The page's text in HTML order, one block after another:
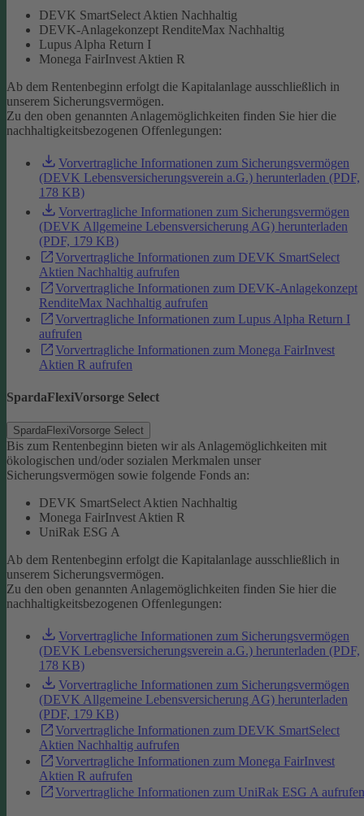
DEVK SmartSelect Aktien Nachhaltig
DEVK-Anlagekonzept RenditeMax Nachhaltig
Lupus Alpha Return I
Monega FairInvest Aktien R
Ab dem Rentenbeginn erfolgt die Kapitalanlage ausschließlich in
unserem Sicherungsvermögen.
Zu den oben genannten Anlagemöglichkeiten finden Sie hier die
nachhaltigkeitsbezogenen Offenlegungen:
Vorvertragliche Informationen zum Sicherungsvermögen
(DEVK Lebensversicherungsverein a.G.) herunterladen (PDF,
178 KB)
Vorvertragliche Informationen zum Sicherungsvermögen
(DEVK Allgemeine Lebensversicherung AG) herunterladen
(PDF, 179 KB)
Vorvertragliche Informationen zum DEVK SmartSelect
Aktien Nachhaltig aufrufen
Vorvertragliche Informationen zum DEVK-Anlagekonzept
RenditeMax Nachhaltig aufrufen
Vorvertragliche Informationen zum Lupus Alpha Return I
aufrufen
Vorvertragliche Informationen zum Monega FairInvest
Aktien R aufrufen
SpardaFlexiVorsorge Select
SpardaFlexiVorsorge Select
Bis zum Rentenbeginn bieten wir als Anlagemöglichkeiten mit
ökologischen und/oder sozialen Merkmalen unser
Sicherungsvermögen sowie folgende Fonds an:
DEVK SmartSelect Aktien Nachhaltig
Monega FairInvest Aktien R
UniRak ESG A
Ab dem Rentenbeginn erfolgt die Kapitalanlage ausschließlich in
unserem Sicherungsvermögen.
Zu den oben genannten Anlagemöglichkeiten finden Sie hier die
nachhaltigkeitsbezogenen Offenlegungen:
Vorvertragliche Informationen zum Sicherungsvermögen
(DEVK Lebensversicherungsverein a.G.) herunterladen (PDF,
178 KB)
Vorvertragliche Informationen zum Sicherungsvermögen
(DEVK Allgemeine Lebensversicherung AG) herunterladen
(PDF, 179 KB)
Vorvertragliche Informationen zum DEVK SmartSelect
Aktien Nachhaltig aufrufen
Vorvertragliche Informationen zum Monega FairInvest
Aktien R aufrufen
Vorvertragliche Informationen zum UniRak ESG A aufrufen